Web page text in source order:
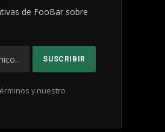
de FooBar sobre
y nuestro